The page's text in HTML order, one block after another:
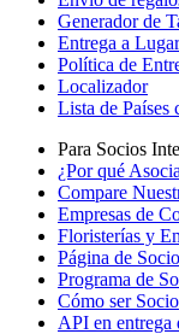
Generador de
Entrega a
Política de
Localizador
Lista de Países
Para Socios
¿Por qué
Compare
Empresas de
Floristerías y
Página de
Programa de
Cómo ser Socio
API en entrega